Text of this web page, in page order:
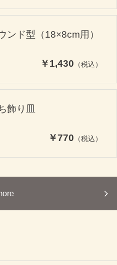
ンド型（18×8cm用）
￥1,430 （税込）
飾り皿
￥770 （税込）